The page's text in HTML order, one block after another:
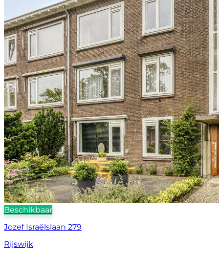
Beschikbaar
Jozef Israëlslaan 279
Rijswijk